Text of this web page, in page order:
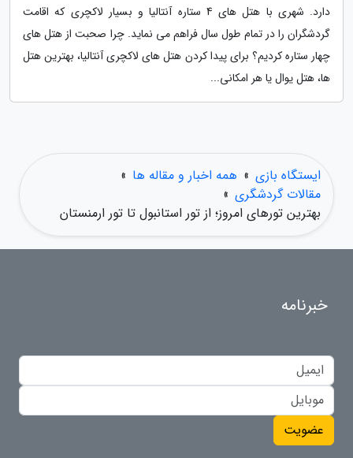
دارد. شهری با هتل های 4 ستاره آنتالیا و بسیار لاکچری که اقامت
گردشگران را در تمام طول سال فراهم می نماید. چرا صحبت از هتل های
چهار ستاره کردیم؟ برای پیدا کردن هتل های لاکچری آنتالیا، بهترین هتل
ها، هتل یوال یا هر امکانی...
ایستگاه بازی » همه اخبار و مقاله ها »
مقالات گردشگری »
بهترین تورهای امروز؛ از تور استانبول تا تور ارمنستان
خبرنامه
عضویت